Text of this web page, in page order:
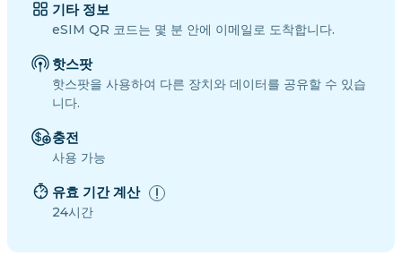
기타 정보
eSIM QR 코드는 몇 분 안에 이메일로 도착합니다.
핫스팟
핫스팟을 사용하여 다른 장치와 데이터를 공유할 수 있습
니다.
충전
사용 가능
유효 기간 계산
24시간